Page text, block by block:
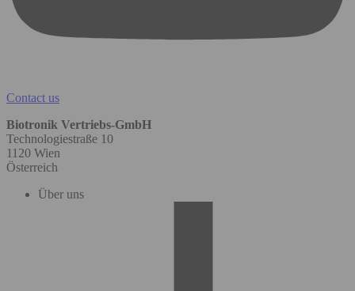
Contact us
Biotronik Vertriebs-GmbH
Technologiestraße 10
1120 Wien
Österreich
Über uns